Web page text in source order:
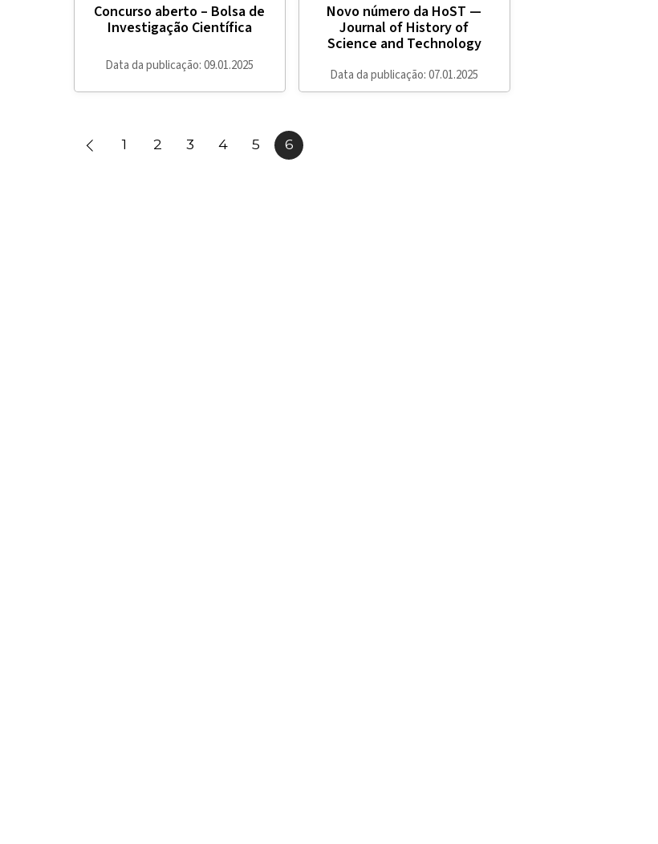
Concurso aberto – Bolsa de
Investigação Científica
Data da publicação: 09.01.2025
Novo número da HoST —
Journal of History of
Science and Technology
Data da publicação: 07.01.2025
1 2 3 4 5 6